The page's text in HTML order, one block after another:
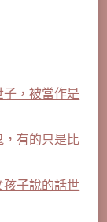
，被當作是
有的只是比
子說的話世